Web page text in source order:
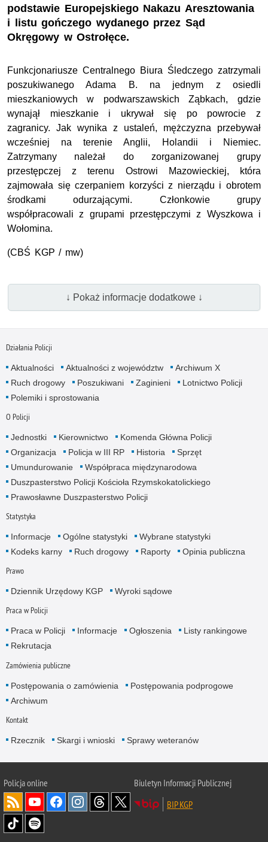
podstawie Europejskiego Nakazu Aresztowania
i listu gończego wydanego przez Sąd
Okręgowy w Ostrołęce.
Funkcjonariusze Centralnego Biura Śledczego zatrzymali
poszukiwanego Adama B. na jednym z osiedli
mieszkaniowych w podwarszawskich Ząbkach, gdzie
wynajął mieszkanie i ukrywał się po powrocie z
zagranicy. Jak wynika z ustaleń, mężczyzna przebywał
wcześniej na terenie Anglii, Holandii i Niemiec.
Zatrzymany należał do zorganizowanej grupy
przestępczej z terenu Ostrowi Mazowieckiej, która
zajmowała się czerpaniem korzyści z nierządu i obrotem
środkami odurzającymi. Członkowie grupy
współpracowali z grupami przestępczymi z Wyszkowa i
Wołomina.
(CBŚ KGP / mw)
↓ Pokaż informacje dodatkowe ↓
Działania Policji
Aktualności Aktualności z województw
Archiwum X
Ruch drogowy
Poszukiwani Zaginieni
Lotnictwo Policji
Polemiki i sprostowania
O Policji
Jednostki Kierownictwo
Komenda Główna Policji
Organizacja
Policja w III RP Historia
Sprzęt
Umundurowanie
Współpraca międzynarodowa
Duszpasterstwo Policji Kościoła Rzymskokatolickiego
Prawosławne Duszpasterstwo Policji
Statystyka
Informacje Ogólne statystyki
Wybrane statystyki
Kodeks karny
Ruch drogowy Raporty Opinia publiczna
Prawo
Dziennik Urzędowy KGP Wyroki sądowe
Praca w Policji
Praca w Policji Informacje Ogłoszenia
Listy rankingowe
Rekrutacja
Zamówienia publiczne
Postępowania o zamówienia
Postępowania podprogowe
Archiwum
Kontakt
Rzecznik Skargi i wnioski Sprawy weteranów
Policjaonline
Biuletyn Informacji Publicznej
BIP KGP